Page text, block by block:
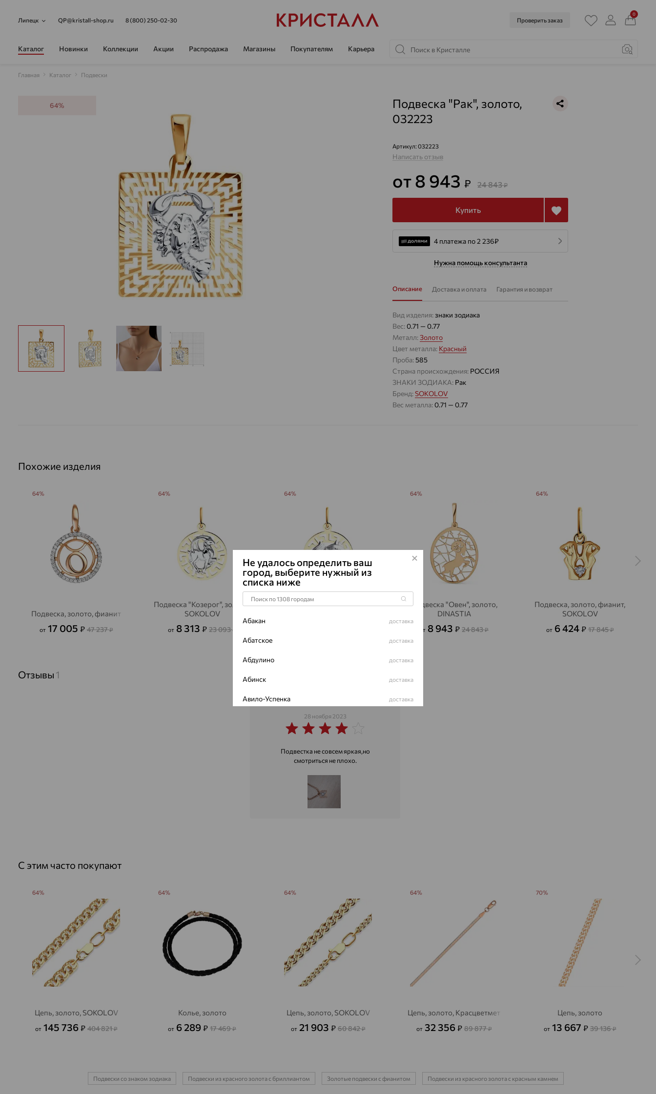
Липецк QP@kristall-shop.ru 8 (800) 250-02-30 Проверить заказ
0
Каталог Новинки Коллекции Акции Распродажа Магазины Покупателям Карьера
Главная Каталог Подвески
64%
Подвеска "Рак", золото,
032223
Артикул: 032223
Написать отзыв
от 8 943 ₽ 24 843₽
Купить
4 платежа по 2 236₽
Нужна помощь консультанта
Описание Доставка и оплата Гарантия и возврат
Вид изделия: знаки зодиака
Вес:0.71 — 0.77
Металл:Золото
Цвет металла: Красный
Проба:585
Страна происхождения: РОССИЯ
ЗНАКИ ЗОДИАКА: Рак
Бренд:SOKOLOV
Вес металла:0.71 — 0.77
Похожие изделия
Подвеска, золото, фианит
от 17 005 ₽ 47 237₽
64%
Подвеска "Козерог", золото,
SOKOLOV
от 8 313 ₽ 23 093₽
64%
Подвеска "Рыбы", золото,
64%
Подвеска "Овен", золото,
DINASTIA
от 8 943 ₽ 24 843₽
64%
Подвеска, золото, фианит,
SOKOLOV
от 6 424 ₽ 17 845₽
64%
Отзывы 1
28 ноября 2023
Подвестка не совсем яркая,но
смотриться не плохо.
С этим часто покупают
Цепь, золото, SOKOLOV
от 145 736 ₽ 404 821₽
64%
Колье, золото
от 6 289 ₽ 17 469₽
64%
Цепь, золото, SOKOLOV
от 21 903 ₽ 60 842₽
64%
Цепь, золото, Красцветмет
от 32 356 ₽ 89 877₽
64%
Цепь, золото
от 13 667 ₽ 39 136₽
70%
Подвески со знаком зодиака Подвески из красного золота с бриллиантом Золотые подвески с фианитом Подвески из красного золота с красным камнем
Не удалось определить ваш
город, выберите нужный из
списка ниже
Абакан доставка
Абатское доставка
Абдулино доставка
Абинск доставка
Авило-Успенка доставка
доставка
Актюбинский, Азнакаевский район
доставка
Алексеевка